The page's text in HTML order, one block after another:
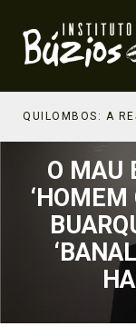
QUILOMBOS: A
O MAU
‘HOMEM